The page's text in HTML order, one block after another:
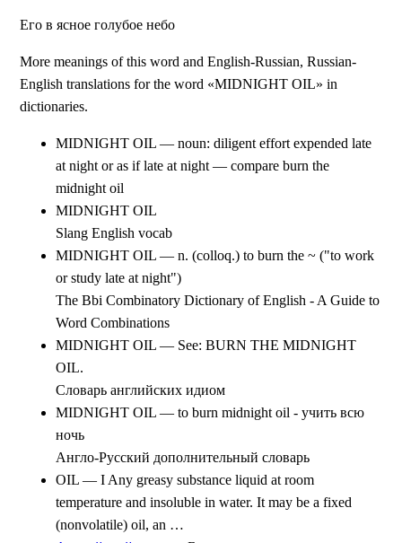
Его в ясное голубое небо
More meanings of this word and English-Russian, Russian-
English translations for the word «MIDNIGHT OIL» in
dictionaries.
MIDNIGHT OIL — noun: diligent effort expended late
at night or as if late at night — compare burn the
midnight oil
MIDNIGHT OIL
Slang English vocab
MIDNIGHT OIL — n. (colloq.) to burn the ~ ("to work
or study late at night")
The Bbi Combinatory Dictionary of English - A Guide to
Word Combinations
MIDNIGHT OIL — See: BURN THE MIDNIGHT
OIL.
Словарь английских идиом
MIDNIGHT OIL — to burn midnight oil - учить всю
ночь
Англо-Русский дополнительный словарь
OIL — I Any greasy substance liquid at room
temperature and insoluble in water. It may be a fixed
(nonvolatile) oil, an …